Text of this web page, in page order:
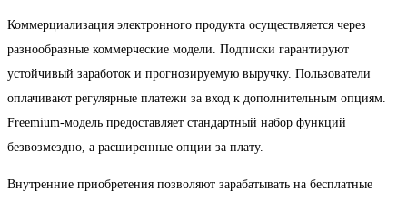
Коммерциализация электронного продукта осуществляется через
разнообразные коммерческие модели. Подписки гарантируют
устойчивый заработок и прогнозируемую выручку. Пользователи
оплачивают регулярные платежи за вход к дополнительным опциям.
Freemium-модель предоставляет стандартный набор функций
безвозмездно, а расширенные опции за плату.
Внутренние приобретения позволяют зарабатывать на бесплатные